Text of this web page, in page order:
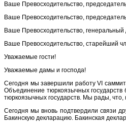
Ваше Превосходительство,
Ваше Превосходительство,
Ваше Превосходительство,
Ваше Превосходительство, старейший
Уважаемые гости!
Уважаемые дамы и господа!
Сегодня мы завершили работу VI
Объединение тюркоязычных государств
тюркоязычных государств. Мы рады, что,
Сегодня мы вновь подтвердили связи
Бакинскую декларацию. Бакинская